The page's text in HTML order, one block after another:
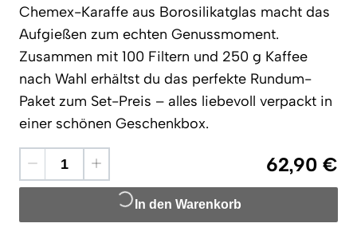
Chemex-Karaffe aus Borosilikatglas macht das
Aufgießen zum echten Genussmoment.
Zusammen mit 100 Filtern und 250 g Kaffee
nach Wahl erhältst du das perfekte Rundum-
Paket zum Set-Preis – alles liebevoll verpackt in
einer schönen Geschenkbox.
62,90 €
In den Warenkorb